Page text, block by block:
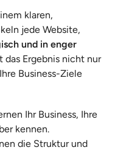
klaren,
jede Website,
und in enger
das Ergebnis nicht nur
Business-Ziele
Ihr Business, Ihre
kennen.
die Struktur und